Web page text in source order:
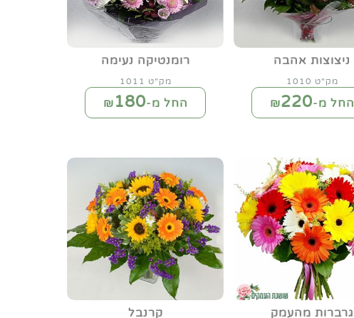
ניצוצות אהבה
מק"ט 1010
החל מ-₪220
רומנטיקה נעימה
מק"ט 1011
החל מ-₪180
גרברות מהעמק קרנבל